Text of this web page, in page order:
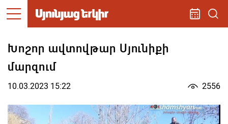
Խոշոր ավտովթար Սյունիքի
մարզում
10.03.2023 15:22 2556